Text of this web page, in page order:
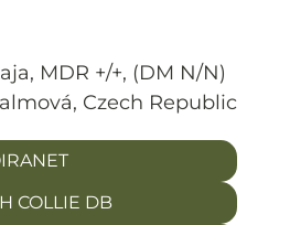
MDR +/+, (DM N/N)
Czech Republic
COLLIE DB